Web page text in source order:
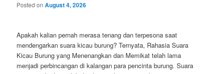
Posted onAugust 4, 2026
Apakah kalian pernah merasa tenang dan terpesona saat
mendengarkan suara kicau burung? Ternyata, Rahasia Suara
Kicau Burung yang Menenangkan dan Memikat telah lama
menjadi perbincangan di kalangan para pencinta burung. Suara